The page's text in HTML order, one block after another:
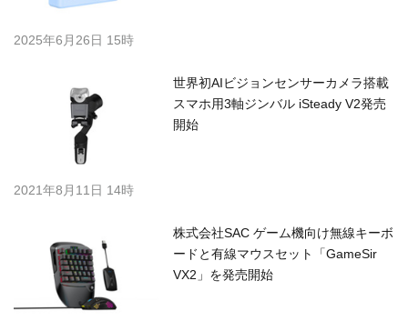
2025年6月26日 15時
世界初AIビジョンセンサーカメラ搭載
スマホ用3軸ジンバル iSteady V2発売
開始
2021年8月11日 14時
株式会社SAC ゲーム機向け無線キーボ
ードと有線マウスセット「GameSir
VX2」を発売開始